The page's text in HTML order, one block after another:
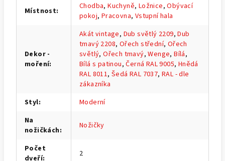
Místnost: Chodba,Kuchyně, Ložnice,Obývací
pokoj, Pracovna, Vstupní hala
Dekor -
moření:
Akát vintage, Dub světlý 2209,Dub
tmavý 2208, Ořech střední, Ořech
světlý,Ořech tmavý,Wenge,Bílá,
Bílá s patinou,Černá RAL 9005, Hnědá
RAL 8011,Šedá RAL 7037,RAL - dle
zákazníka
Styl:
Moderní
Na
nožičkách: Nožičky
Počet
dveří: 2